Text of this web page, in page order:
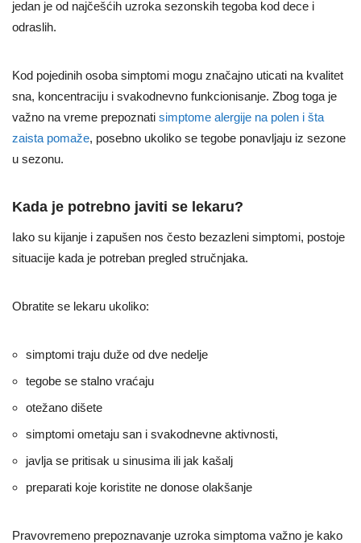
jedan je od najčešćih uzroka sezonskih tegoba kod dece i
odraslih.
Kod pojedinih osoba simptomi mogu značajno uticati na kvalitet
sna, koncentraciju i svakodnevno funkcionisanje. Zbog toga je
važno na vreme prepoznati simptome alergije na polen i šta
zaista pomaže, posebno ukoliko se tegobe ponavljaju iz sezone
u sezonu.
Kada je potrebno javiti se lekaru?
Iako su kijanje i zapušen nos često bezazleni simptomi, postoje
situacije kada je potreban pregled stručnjaka.
Obratite se lekaru ukoliko:
simptomi traju duže od dve nedelje
tegobe se stalno vraćaju
otežano dišete
simptomi ometaju san i svakodnevne aktivnosti,
javlja se pritisak u sinusima ili jak kašalj
preparati koje koristite ne donose olakšanje
Pravovremeno prepoznavanje uzroka simptoma važno je kako